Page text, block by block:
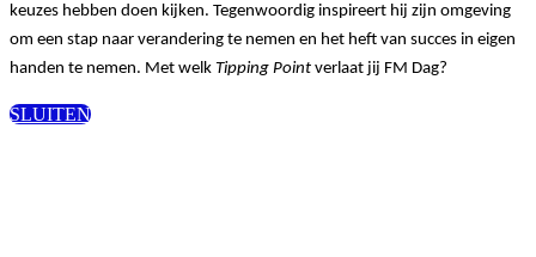
keuzes hebben doen kijken. Tegenwoordig inspireert hij zijn omgeving
om een stap naar verandering te nemen en het heft van succes in eigen
handen te nemen. Met welk Tipping Point verlaat jij FM Dag?
SLUITEN